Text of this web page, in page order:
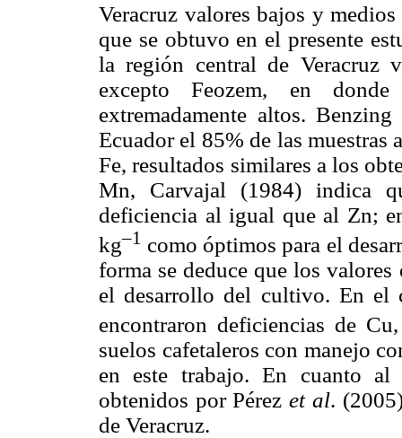
Veracruz valores bajos y
que se obtuvo en el presente
la región central de Veracruz
excepto Feozem, en
extremadamente altos.
Ecuador el 85% de las muestras
Fe, resultados similares a los
Mn, Carvajal (1984) indica
deficiencia al igual que al Zn;
kg–1 como óptimos para el
forma se deduce que los
el desarrollo del cultivo. En el
encontraron deficiencias de
suelos cafetaleros con manejo
en este trabajo. En cuanto
obtenidos por Pérezet al.
de Veracruz.